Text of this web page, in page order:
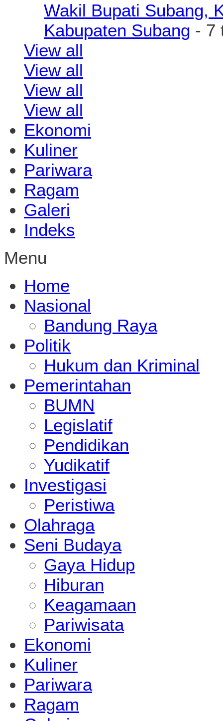
Wakil Bupati Subang,
Kabupaten Subang - 7
View all
View all
View all
View all
Ekonomi
Kuliner
Pariwara
Ragam
Galeri
Indeks
Menu
Home
Nasional
Bandung Raya
Politik
Hukum dan Kriminal
Pemerintahan
BUMN
Legislatif
Pendidikan
Yudikatif
Investigasi
Peristiwa
Olahraga
Seni Budaya
Gaya Hidup
Hiburan
Keagamaan
Pariwisata
Ekonomi
Kuliner
Pariwara
Ragam